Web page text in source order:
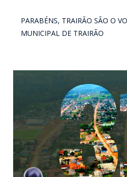
PARABÉNS, TRAIRÃO SÃO O
MUNICIPAL DE TRAIRÃO